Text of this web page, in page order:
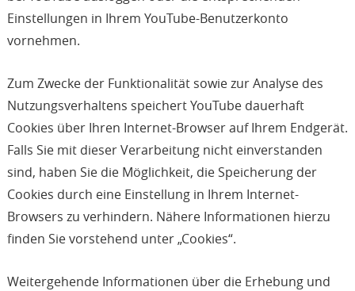
Einstellungen in Ihrem YouTube-Benutzerkonto
vornehmen.
Zum Zwecke der Funktionalität sowie zur Analyse des
Nutzungsverhaltens speichert YouTube dauerhaft
Cookies über Ihren Internet-Browser auf Ihrem Endgerät.
Falls Sie mit dieser Verarbeitung nicht einverstanden
sind, haben Sie die Möglichkeit, die Speicherung der
Cookies durch eine Einstellung in Ihrem Internet-
Browsers zu verhindern. Nähere Informationen hierzu
finden Sie vorstehend unter „Cookies“.
Weitergehende Informationen über die Erhebung und